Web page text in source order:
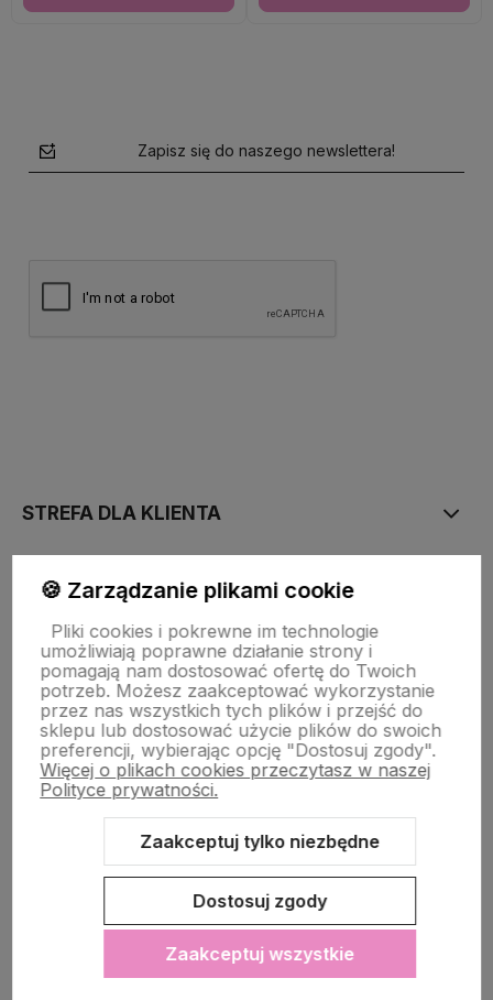
Zapisz się do naszego newslettera!
STREFA DLA KLIENTA
PŁATNOŚĆ I DOSTAWA
STRONY INFORMACYJNE
POMOC DLA KLIENTA
🍪 Zarządzanie plikami cookie
Pliki cookies i pokrewne im technologie
umożliwiają poprawne działanie strony i
pomagają nam dostosować ofertę do Twoich
potrzeb. Możesz zaakceptować wykorzystanie
przez nas wszystkich tych plików i przejść do
sklepu lub dostosować użycie plików do swoich
preferencji, wybierając opcję "Dostosuj zgody".
Więcej o plikach cookies przeczytasz w naszej
Polityce prywatności.
Zaakceptuj tylko niezbędne
Dostosuj zgody
Zaakceptuj wszystkie